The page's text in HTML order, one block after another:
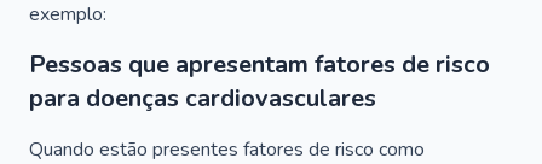
exemplo:
Pessoas que apresentam fatores de risco
para doenças cardiovasculares
Quando estão presentes fatores de risco como